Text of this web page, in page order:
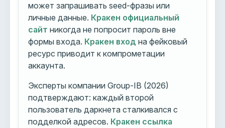
может запрашивать seed-фразы или
личные данные. Кракен официальный
сайт никогда не попросит пароль вне
формы входа. Кракен вход на фейковый
ресурс приводит к компрометации
аккаунта.
Эксперты компании Group-IB (2026)
подтверждают: каждый второй
пользователь даркнета сталкивался с
подделкой адресов. Кракен ссылка